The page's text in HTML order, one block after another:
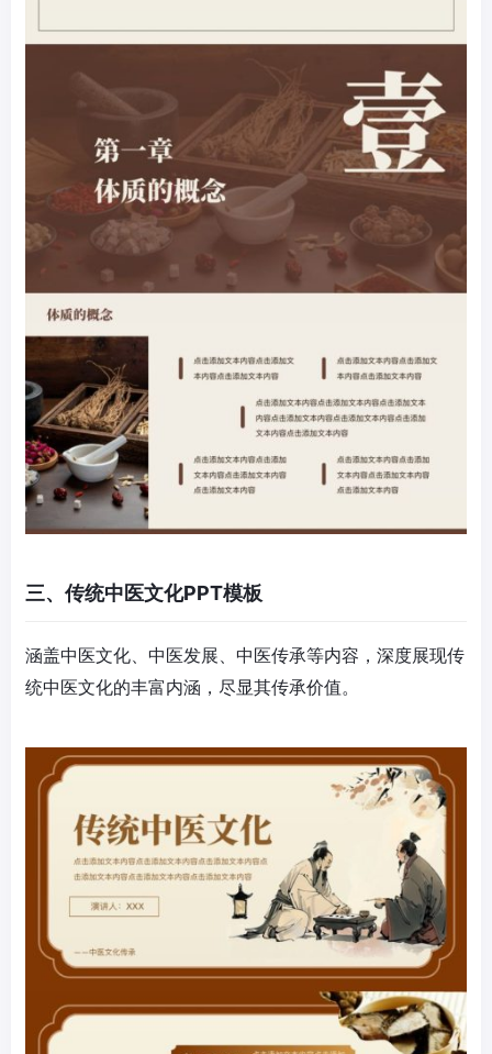
三、传统中医文化PPT模板
涵盖中医文化、中医发展、中医传承等内容，深度展现传
统中医文化的丰富内涵，尽显其传承价值。